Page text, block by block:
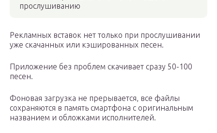
прослушиванию
Рекламных вставок нет только при прослушивании
уже скачанных или кэшированных песен.
Приложение без проблем скачивает сразу 50-100
песен.
Фоновая загрузка не прерывается, все файлы
сохраняются в память смартфона с оригинальным
названием и обложками исполнителей.